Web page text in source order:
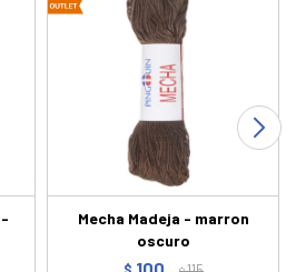
Mecha Madeja - marron
oscuro